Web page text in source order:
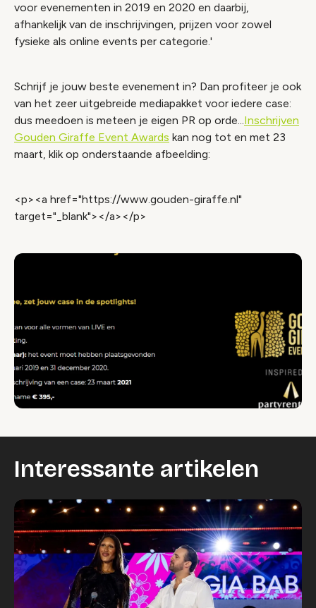
voor evenementen in 2019 en 2020 en daarbij,
afhankelijk van de inschrijvingen, prijzen voor zowel
fysieke als online events per categorie.'
Schrijf je jouw beste evenement in? Dan profiteer je ook
van het zeer uitgebreide mediapakket voor iedere case:
dus meedoen is meteen je eigen PR op orde...Inschrijven
Gouden Giraffe Event Awards kan nog tot en met 23
maart, klik op onderstaande afbeelding:
<p><a href="https://www.gouden-giraffe.nl"
target="_blank"></a></p>
Interessante artikelen